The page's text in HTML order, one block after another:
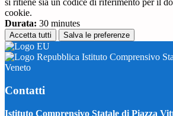
si ritiene sia un codice di riferimento per il
cookie.
Durata: 30 minutes
Accetta tutti Salva le preferenze
Istituto Comprensivo
Veneto
Contatti
Istituto Comprensivo Statale di Piazza